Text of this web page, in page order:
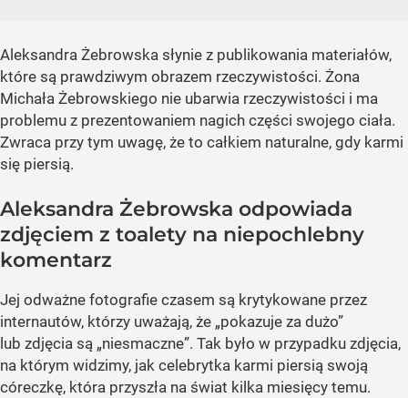
Aleksandra Żebrowska słynie z publikowania materiałów,
które są prawdziwym obrazem rzeczywistości. Żona
Michała Żebrowskiego nie ubarwia rzeczywistości i ma
problemu z prezentowaniem nagich części swojego ciała.
Zwraca przy tym uwagę, że to całkiem naturalne, gdy karmi
się piersią.
Aleksandra Żebrowska odpowiada
zdjęciem z toalety na niepochlebny
komentarz
Jej odważne fotografie czasem są krytykowane przez
internautów, którzy uważają, że „pokazuje za dużo”
lub zdjęcia są „niesmaczne”. Tak było w przypadku zdjęcia,
na którym widzimy, jak celebrytka karmi piersią swoją
córeczkę, która przyszła na świat kilka miesięcy temu.